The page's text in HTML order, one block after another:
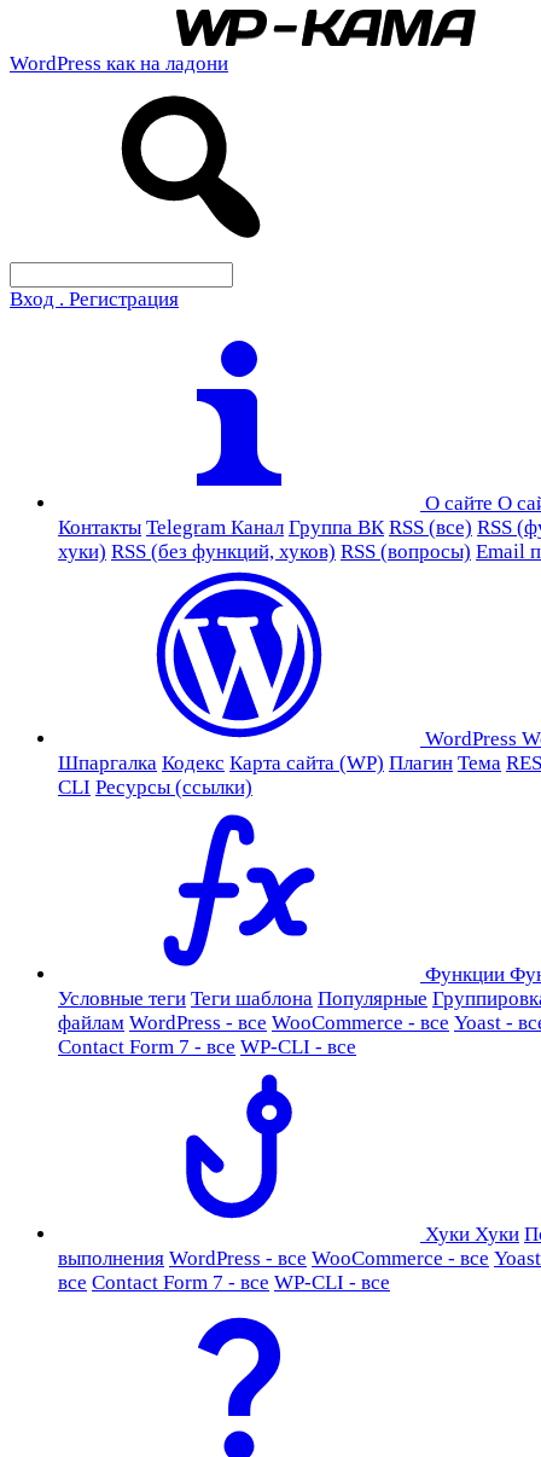
WordPress как на ладони
Вход . Регистрация
О сайте О
Контакты Telegram Канал Группа ВК RSS (все) RSS
хуки) RSS (без функций, хуков) RSS (вопросы) Email
WordPress
Шпаргалка Кодекс Карта сайта (WP) Плагин Тема
CLI Ресурсы (ссылки)
Функции
Условные теги Теги шаблона Популярные
файлам WordPress - все WooCommerce - все Yoast -
Contact Form 7 - все WP-CLI - все
Хуки Хуки
выполнения WordPress - все WooCommerce - все
все Contact Form 7 - все WP-CLI - все